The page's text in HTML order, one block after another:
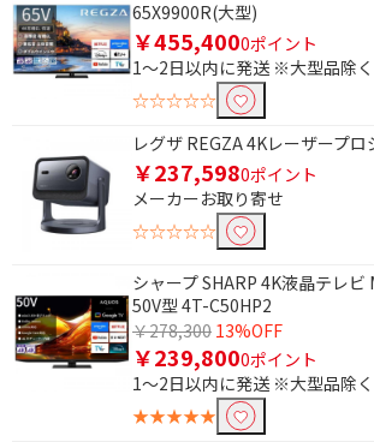
65X9900R(大型)
￥455,4000ポイント
1～2日以内に発送 ※大型品除く
☆☆☆☆☆
レグザ REGZA 4Kレーザープ
￥237,5980ポイント
メーカーお取り寄せ
☆☆☆☆☆
シャープ SHARP 4K液晶テレ
50V型 4T-C50HP2
￥278,300 13%OFF
￥239,8000ポイント
1～2日以内に発送 ※大型品除く
★★★★★
条件で絞り込む
フリーワードで絞り込む
除外する
除外する にチェックを入れると、指定
を除外して検索します。
価格で絞り込む